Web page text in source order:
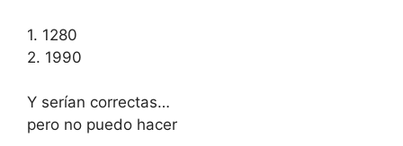
1. 1280
2. 1990
Y serían correctas…
pero no puedo hacer